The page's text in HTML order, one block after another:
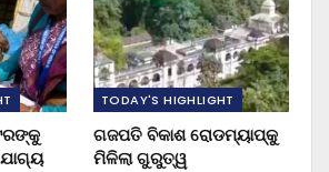
TODAY'S HIGHLIGHT
ଗଜପତି ବିକାଶ ରୋଡମ୍ୟାପ୍‌କୁ
ମିଳିଲା ଗୁରୁତ୍ୱ